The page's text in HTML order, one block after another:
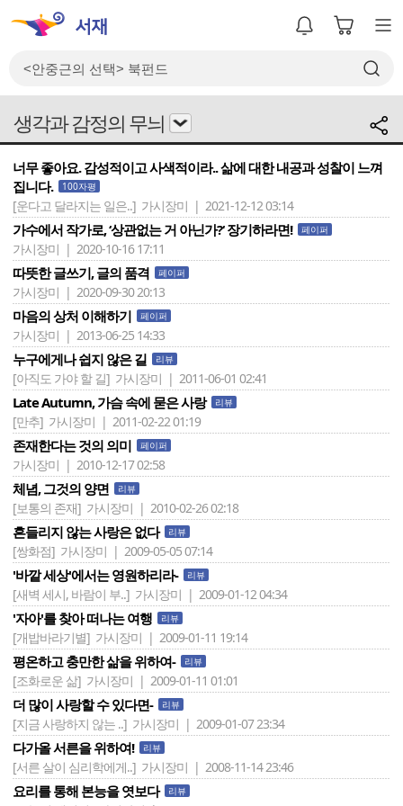
생각과 감정의 무늬
너무 좋아요. 감성적이고 사색적이라.. 삶에 대한 내공과 성찰이 느껴
집니다.
100자평
[운다고 달라지는 일은..] 가시장미 | 2021-12-12 03:14
가수에서 작가로, ‘상관없는 거 아닌가?‘ 장기하라면! 페이퍼
가시장미 | 2020-10-16 17:11
따뜻한 글쓰기, 글의 품격 페이퍼
가시장미 | 2020-09-30 20:13
마음의 상처 이해하기 페이퍼
가시장미 | 2013-06-25 14:33
누구에게나 쉽지 않은 길 리뷰
[아직도 가야 할 길] 가시장미 | 2011-06-01 02:41
Late Autumn, 가슴 속에 묻은 사랑 리뷰
[만추] 가시장미 | 2011-02-22 01:19
존재한다는 것의 의미 페이퍼
가시장미 | 2010-12-17 02:58
체념, 그것의 양면 리뷰
[보통의 존재] 가시장미 | 2010-02-26 02:18
흔들리지 않는 사랑은 없다 리뷰
[쌍화점] 가시장미 | 2009-05-05 07:14
'바깥 세상'에서는 영원하리라- 리뷰
[새벽 세시, 바람이 부..] 가시장미 | 2009-01-12 04:34
'자아'를 찾아 떠나는 여행 리뷰
[개밥바라기별] 가시장미 | 2009-01-11 19:14
평온하고 충만한 삶을 위하여- 리뷰
[조화로운 삶] 가시장미 | 2009-01-11 01:01
더 많이 사랑할 수 있다면- 리뷰
[지금 사랑하지 않는 ..] 가시장미 | 2009-01-07 23:34
다가올 서른을 위하여! 리뷰
[서른 살이 심리학에게..] 가시장미 | 2008-11-14 23:46
요리를 통해 본능을 엿보다 리뷰